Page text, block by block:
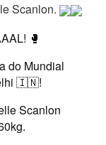
Scanlon.
🥊
do Mundial
🇮🇳!
Scanlon